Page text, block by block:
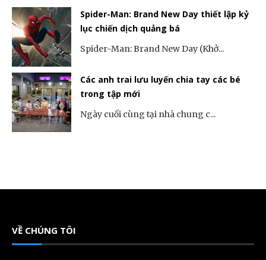
Spider-Man: Brand New Day thiết lập kỷ
lục chiến dịch quảng bá
Spider-Man: Brand New Day (Khở...
Các anh trai lưu luyến chia tay các bé
trong tập mới
Ngày cuối cùng tại nhà chung c...
VỀ CHÚNG TÔI